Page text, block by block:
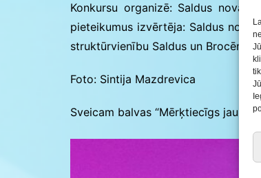
Konkursu organizē: Saldus
pieteikumus izvērtēja: Saldus
struktūrvienību Saldus un Brocēnu
Foto: Sintija Mazdrevica
Sveicam balvas “Mērķtiecīgs